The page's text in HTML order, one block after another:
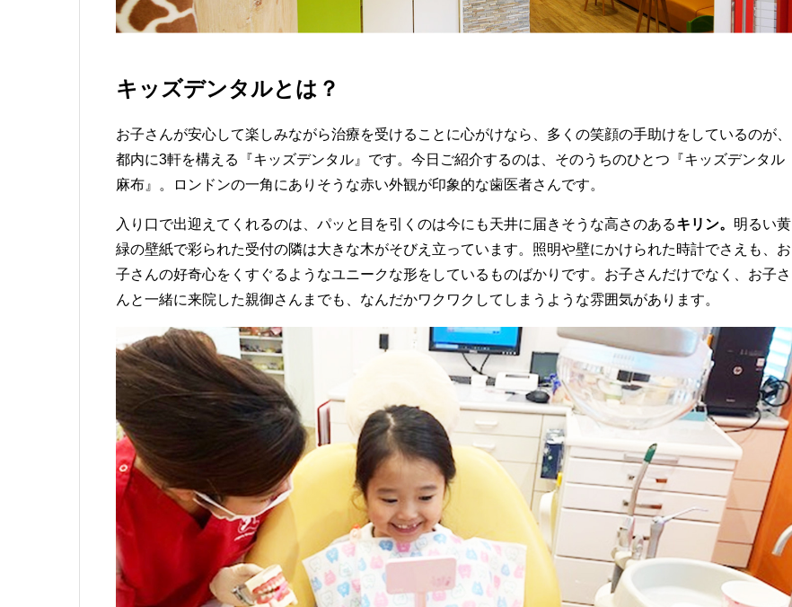
キッズデンタルとは？
お子さんが安心して楽しみながら治療を受けることに心がけなら、多くの笑顔の手助けをしているのが、
都内に3軒を構える『キッズデンタル』です。今日ご紹介するのは、そのうちのひとつ『キッズデンタル
麻布』。ロンドンの一角にありそうな赤い外観が印象的な歯医者さんです。
入り口で出迎えてくれるのは、パッと目を引くのは今にも天井に届きそうな高さのあるキリン。 明るい黄
緑の壁紙で彩られた受付の隣は大きな木がそびえ立っています。照明や壁にかけられた時計でさえも、お
子さんの好奇心をくすぐるようなユニークな形をしているものばかりです。お子さんだけでなく、お子さ
んと一緒に来院した親御さんまでも、なんだかワクワクしてしまうような雰囲気があります。